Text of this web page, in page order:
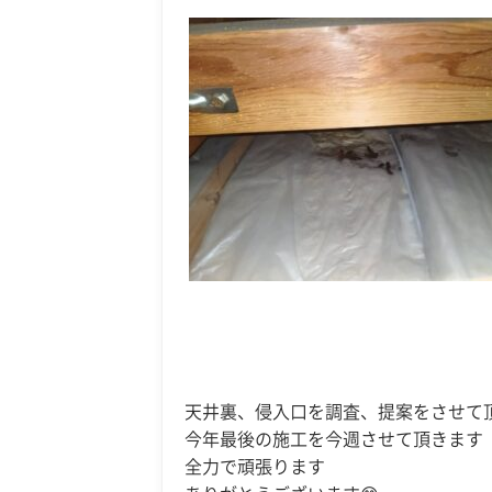
天井裏、侵入口を調査、提案をさせて
今年最後の施工を今週させて頂きます
全力で頑張ります